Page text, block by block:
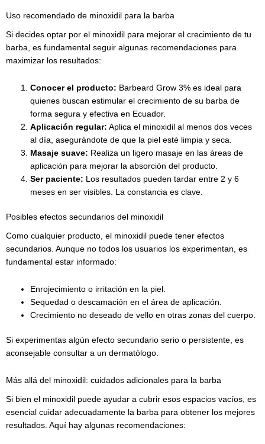
Uso recomendado de minoxidil para la barba
Si decides optar por el minoxidil para mejorar el crecimiento de tu
barba, es fundamental seguir algunas recomendaciones para
maximizar los resultados:
Conocer el producto: Barbeard Grow 3% es ideal para
quienes buscan estimular el crecimiento de su barba de
forma segura y efectiva en Ecuador.
Aplicación regular: Aplica el minoxidil al menos dos veces
al día, asegurándote de que la piel esté limpia y seca.
Masaje suave: Realiza un ligero masaje en las áreas de
aplicación para mejorar la absorción del producto.
Ser paciente: Los resultados pueden tardar entre 2 y 6
meses en ser visibles. La constancia es clave.
Posibles efectos secundarios del minoxidil
Como cualquier producto, el minoxidil puede tener efectos
secundarios. Aunque no todos los usuarios los experimentan, es
fundamental estar informado:
Enrojecimiento o irritación en la piel.
Sequedad o descamación en el área de aplicación.
Crecimiento no deseado de vello en otras zonas del cuerpo.
Si experimentas algún efecto secundario serio o persistente, es
aconsejable consultar a un dermatólogo.
Más allá del minoxidil: cuidados adicionales para la barba
Si bien el minoxidil puede ayudar a cubrir esos espacios vacíos, es
esencial cuidar adecuadamente la barba para obtener los mejores
resultados. Aquí hay algunas recomendaciones: